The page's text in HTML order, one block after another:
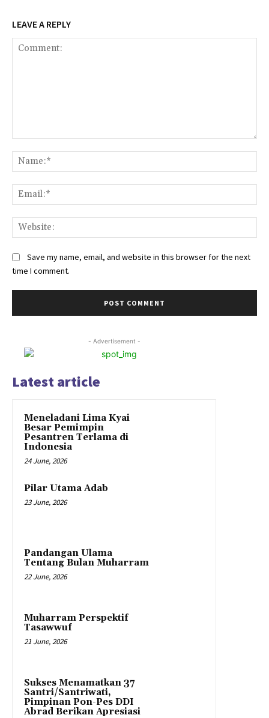
LEAVE A REPLY
Save my name, email, and website in this browser for the next
time I comment.
- Advertisement -
Latest article
Meneladani Lima Kyai
Besar Pemimpin
Pesantren Terlama di
Indonesia
24 June, 2026
Pilar Utama Adab
23 June, 2026
Pandangan Ulama
Tentang Bulan Muharram
22 June, 2026
Muharram Perspektif
Tasawwuf
21 June, 2026
Sukses Menamatkan 37
Santri/Santriwati,
Pimpinan Pon-Pes DDI
Abrad Berikan Apresiasi